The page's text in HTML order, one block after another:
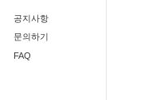
공지사항
문의하기
FAQ